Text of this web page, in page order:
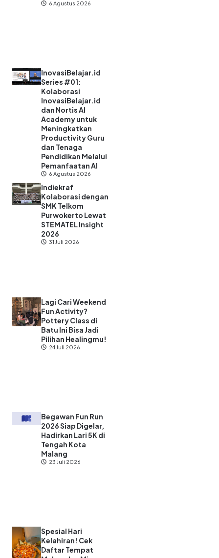
6 Agustus 2026
InovasiBelajar.id
Series #01:
Kolaborasi
InovasiBelajar.id
dan Nortis AI
Academy untuk
Meningkatkan
Productivity Guru
dan Tenaga
Pendidikan Melalui
Pemanfaatan AI
6 Agustus 2026
Indiekraf
Kolaborasi dengan
SMK Telkom
Purwokerto Lewat
STEMATEL Insight
2026
31 Juli 2026
Lagi Cari Weekend
Fun Activity?
Pottery Class di
Batu Ini Bisa Jadi
Pilihan Healingmu!
24 Juli 2026
Begawan Fun Run
2026 Siap Digelar,
Hadirkan Lari 5K di
Tengah Kota
Malang
23 Juli 2026
Spesial Hari
Kelahiran! Cek
Daftar Tempat